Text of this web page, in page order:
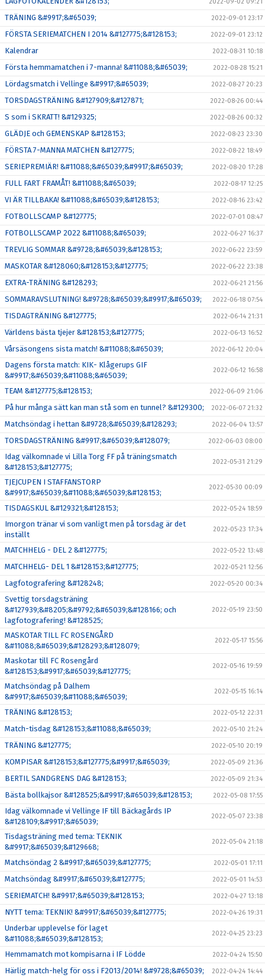
TRÄNING &#9917;&#65039; 2022-09-01 23:17
FÖRSTA SERIEMATCHEN I 2014 &#127775;&#128153; 2022-09-01 23:12
Kalendrar 2022-08-31 10:18
Första hemmamatchen i 7-manna! &#11088;&#65039; 2022-08-28 15:21
Lördagsmatch i Vellinge &#9917;&#65039; 2022-08-27 20:23
TORSDAGSTRÄNING &#127909;&#127871; 2022-08-26 00:44
S som i SKRATT! &#129325; 2022-08-26 00:32
GLÄDJE och GEMENSKAP &#128153; 2022-08-23 23:30
FÖRSTA 7-MANNA MATCHEN &#127775; 2022-08-22 18:49
SERIEPREMIÄR! &#11088;&#65039;&#9917;&#65039; 2022-08-20 17:28
FULL FART FRAMÅT! &#11088;&#65039; 2022-08-17 12:25
VI ÄR TILLBAKA! &#11088;&#65039;&#128153; 2022-08-16 23:42
FOTBOLLSCAMP &#127775; 2022-07-01 08:47
FOTBOLLSCAMP 2022 &#11088;&#65039; 2022-06-27 16:37
TREVLIG SOMMAR &#9728;&#65039;&#128153; 2022-06-22 23:59
MASKOTAR &#128060;&#128153;&#127775; 2022-06-22 23:38
EXTRA-TRÄNING &#128293; 2022-06-21 21:56
SOMMARAVSLUTNING! &#9728;&#65039;&#9917;&#65039; 2022-06-18 07:54
TISDAGTRÄNING &#127775; 2022-06-14 21:31
Världens bästa tjejer &#128153;&#127775; 2022-06-13 16:52
Vårsäsongens sista match! &#11088;&#65039; 2022-06-12 20:04
Dagens första match: KIK- Klågerups GIF
&#9917;&#65039;&#11088;&#65039;
2022-06-12 16:58
TEAM &#127775;&#128153; 2022-06-09 21:06
På hur många sätt kan man stå som en tunnel? &#129300; 2022-06-07 21:32
Matchsöndag i hettan &#9728;&#65039;&#128293; 2022-06-04 13:57
TORSDAGSTRÄNING &#9917;&#65039;&#128079; 2022-06-03 08:00
Idag välkomnade vi Lilla Torg FF på träningsmatch
&#128153;&#127775;
2022-05-31 21:29
TJEJCUPEN I STAFFANSTORP
&#9917;&#65039;&#11088;&#65039;&#128153;
2022-05-30 00:09
TISDAGSKUL &#129321;&#128153; 2022-05-24 18:59
Imorgon tränar vi som vanligt men på torsdag är det
inställt
2022-05-23 17:34
MATCHHELG - DEL 2 &#127775; 2022-05-22 13:48
MATCHHELG- DEL 1 &#128153;&#127775; 2022-05-21 12:56
Lagfotografering &#128248; 2022-05-20 00:34
Svettig torsdagsträning
&#127939;&#8205;&#9792;&#65039;&#128166; och
lagfotografering! &#128525;
2022-05-19 23:50
MASKOTAR TILL FC ROSENGÅRD
&#11088;&#65039;&#128293;&#128079;
2022-05-17 15:56
Maskotar till FC Rosengård
&#128153;&#9917;&#65039;&#127775;
2022-05-16 19:59
Matchsöndag på Dalhem
&#9917;&#65039;&#11088;&#65039;
2022-05-15 16:14
TRÄNING &#128153; 2022-05-12 22:31
Match-tisdag &#128153;&#11088;&#65039; 2022-05-10 21:24
TRÄNING &#127775; 2022-05-10 20:19
KOMPISAR &#128153;&#127775;&#9917;&#65039; 2022-05-09 21:36
BERTIL SANDGRENS DAG &#128153; 2022-05-09 21:34
Bästa bollkajsor &#128525;&#9917;&#65039;&#128153; 2022-05-08 17:55
Idag välkomnade vi Vellinge IF till Bäckagårds IP
&#128109;&#9917;&#65039;
2022-05-07 23:38
Tisdagsträning med tema: TEKNIK
&#9917;&#65039;&#129668;
2022-05-04 21:18
Matchsöndag 2 &#9917;&#65039;&#127775; 2022-05-01 17:11
Matchsöndag &#9917;&#65039;&#127775; 2022-05-01 14:53
SERIEMATCH! &#9917;&#65039;&#128153; 2022-04-27 13:18
NYTT tema: TEKNIK! &#9917;&#65039;&#127775; 2022-04-26 19:31
Underbar upplevelse för laget
&#11088;&#65039;&#128153;
2022-04-25 23:23
Hemmamatch mot kompisarna i IF Lödde 2022-04-24 15:50
Härlig match-helg för oss i F2013/2014! &#9728;&#65039; 2022-04-24 14:44